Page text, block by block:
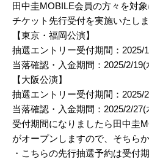
田中圭MOBILE会員の方々を対
チケット先行受付を実施いたしま
【東京・福岡公演】
抽選エントリー受付期間：2025/
当落確認・入金期間：2025/2/
【大阪公演】
抽選エントリー受付期間：2025/
当落確認・入金期間：2025/2/
受付期間になりましたら田中圭
がオープンしますので、そちら
・こちらの先行抽選予約は受付